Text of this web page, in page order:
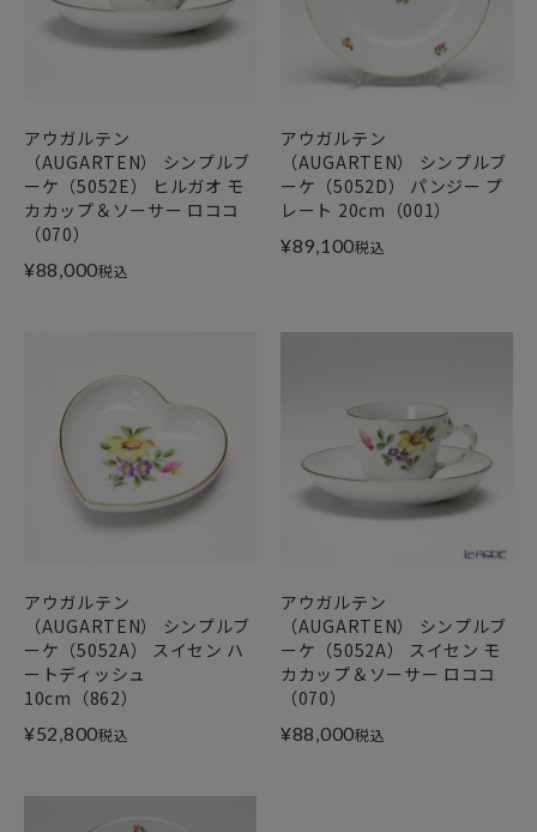
アウガルテン
（AUGARTEN） シンプルブ
ーケ（5052E） ヒルガオ モ
カカップ＆ソーサー ロココ
（070）
¥88,000税込
アウガルテン
（AUGARTEN） シンプルブ
ーケ（5052D） パンジー プ
レート 20cm（001）
¥89,100税込
アウガルテン
（AUGARTEN） シンプルブ
ーケ（5052A） スイセン ハ
ートディッシュ
10cm（862）
¥52,800税込
アウガルテン
（AUGARTEN） シンプルブ
ーケ（5052A） スイセン モ
カカップ＆ソーサー ロココ
（070）
¥88,000税込